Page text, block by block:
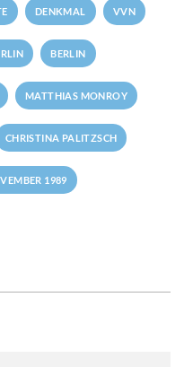
DENKMAL VVN
BERLIN
MATTHIAS MONROY
CHRISTINA PALITZSCH
1989